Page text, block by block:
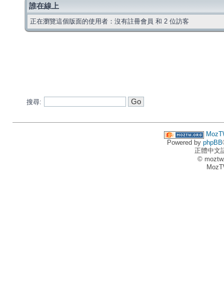
誰在線上
正在瀏覽這個版面的使用者：沒有註冊會員 和 2 位訪客
搜尋:
Powered by phpBB
正體中文
©